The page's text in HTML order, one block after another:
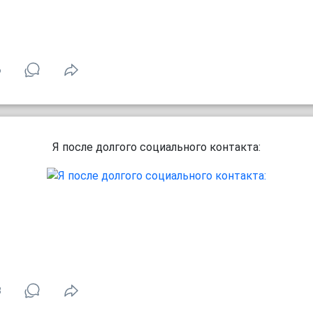
Я после долгого социального контакта: